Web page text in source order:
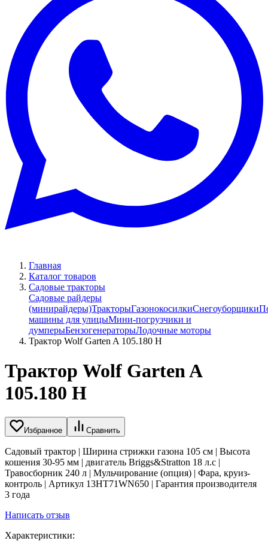
Главная
Каталог товаров
Садовые тракторы
Садовые райдеры
(минирайдеры)ТракторыГазонокосилкиСнегоуборщики
машины для улицыМини-погрузчики и
думперыБензогенераторыЛодочные моторы
Трактор Wolf Garten A 105.180 H
Трактор Wolf Garten A
105.180 H
Избранное Сравнить
Садовый трактор | Ширина стрижки газона 105 см | Высота
кошения 30-95 мм | двигатель Briggs&Stratton 18 л.с |
Травосборник 240 л | Мульчирование (опция) | Фара, круиз-
контроль | Артикул 13HT71WN650 | Гарантия производителя
3 года
Написать отзыв
Характеристики: